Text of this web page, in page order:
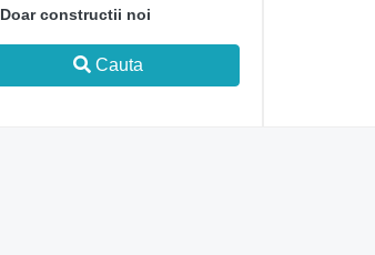
Doar constructii noi
Cauta